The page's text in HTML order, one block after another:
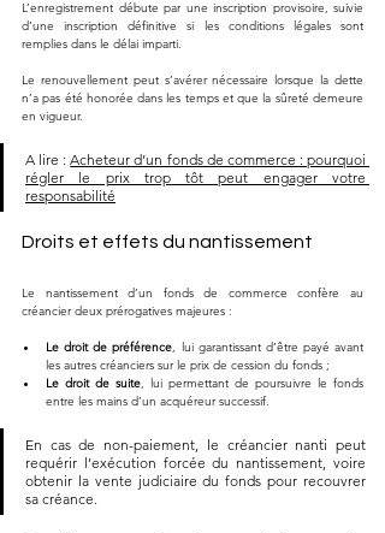
L’enregistrement débute par une inscription provisoire, suivie
d’une inscription définitive si les conditions légales sont
remplies dans le délai imparti.
Le renouvellement peut s’avérer nécessaire lorsque la dette
n’a pas été honorée dans les temps et que la sûreté demeure
en vigueur.
A lire : Acheteur d’un fonds de commerce : pourquoi
régler le prix trop tôt peut engager votre
responsabilité
Droits et effets du nantissement
Le nantissement d’un fonds de commerce confère au
créancier deux prérogatives majeures :
Le droit de préférence, lui garantissant d’être payé avant
les autres créanciers sur le prix de cession du fonds ;
Le droit de suite, lui permettant de poursuivre le fonds
entre les mains d’un acquéreur successif.
En cas de non-paiement, le créancier nanti peut
requérir l’exécution forcée du nantissement, voire
obtenir la vente judiciaire du fonds pour recouvrer
sa créance.